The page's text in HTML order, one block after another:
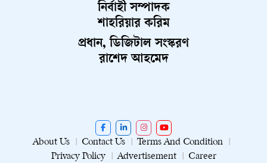
নির্বাহী সম্পাদক
শাহরিয়ার করিম
প্রধান, ডিজিটাল সংস্করণ
রাশেদ আহমেদ
About Us Contact Us
Terms And Condition
Privacy Policy
Advertisement Career